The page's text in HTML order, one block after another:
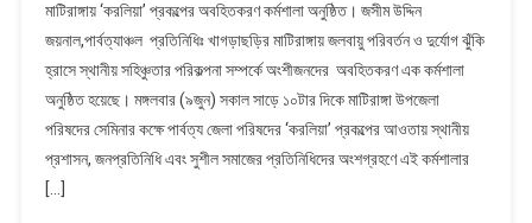
‘করলিয়া’
প্রকল্পের
অবহিতকরণ
কর্মশালা
অনুষ্ঠিত।
মাটিরাঙ্গায় ‘করলিয়া’ প্রকল্পের অবহিতকরণ কর্মশালা অনুষ্ঠিত। ​জসীম উদ্দিন
জয়নাল,পার্বত্যাঞ্চল প্রতিনিধিঃ খাগড়াছড়ির মাটিরাঙ্গায় জলবায়ু পরিবর্তন ও দুর্যোগ ঝুঁকি
হ্রাসে স্থানীয় সহিঞ্চুতার পরিকল্পনা সম্পর্কে অংশীজনদের অবহিতকরণ এক কর্মশালা
অনুষ্ঠিত হয়েছে। মঙ্গলবার (৯জুন) সকাল সাড়ে ১০টার দিকে মাটিরাঙ্গা উপজেলা
পরিষদের সেমিনার কক্ষে পার্বত্য জেলা পরিষদের ‘করলিয়া’ প্রকল্পের আওতায় স্থানীয়
প্রশাসন, জনপ্রতিনিধি এবং সুশীল সমাজের প্রতিনিধিদের অংশগ্রহণে এই কর্মশালার
[…]